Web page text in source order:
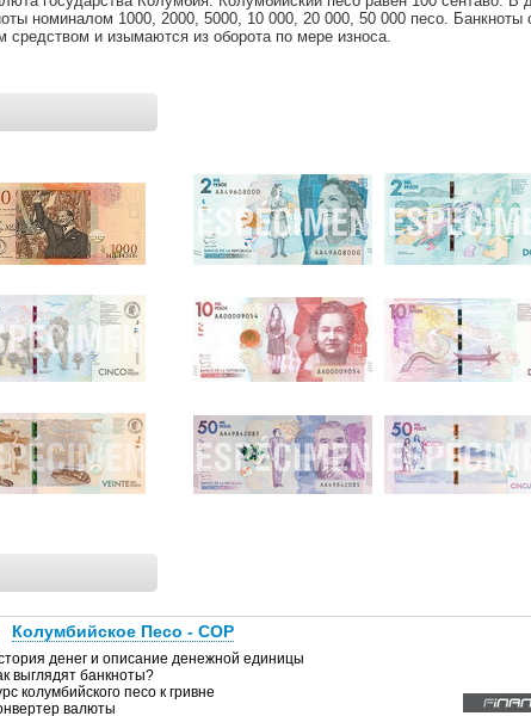
КУРСЫ МЕТАЛЛОВ
КРЕДИТАМ
РЕЙТИНГ ДЕБЕТОВЫХ КАРТНЕСЧАСТНЫХ
ВСЕ
СТРАХОВЫЕ
ОТЗЫВЫ О
КОМПАНИЯХ
ДОСТАВКА И
КОНТАКТЫ
номиналом 1000, 2000, 5000, 10 000, 20 000, 50 000 песо. Банкноты
средством и изымаются из оборота по мере износа.